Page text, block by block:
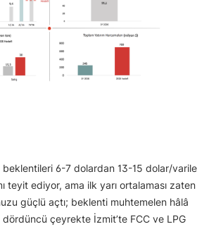
6-7 dolardan 13-15 dolar/varile
teyit ediyor, ama ilk yarı ortalaması zaten
güçlü açtı; beklenti muhtemelen hâlâ
dördüncü çeyrekte İzmit’te FCC ve LPG